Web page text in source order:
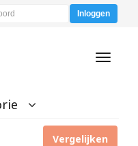
Vergelijken
Inloggen
Toggle